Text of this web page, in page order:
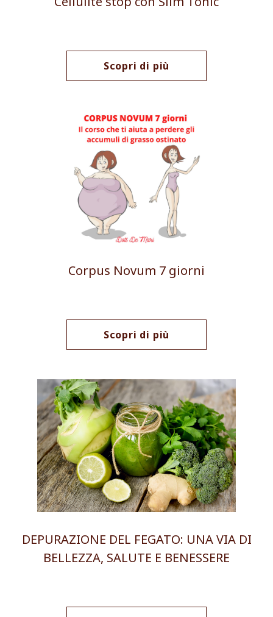
Scopri di più
Corpus Novum 7 giorni
Scopri di più
DEPURAZIONE DEL FEGATO: UNA VIA DI
BELLEZZA, SALUTE E BENESSERE